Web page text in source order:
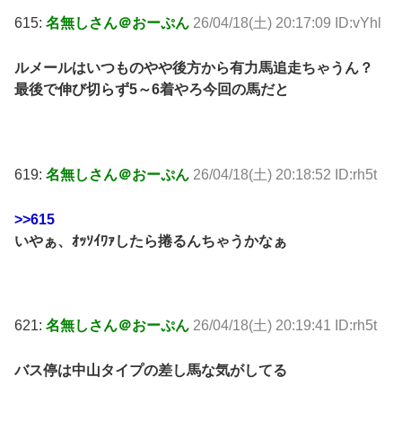
615: 名無しさん＠おーぷん 26/04/18(土) 20:17:09 ID:vYhl
ルメールはいつものやや後方から有力馬追走ちゃうん？
最後で伸び切らず5～6着やろ今回の馬だと
619: 名無しさん＠おーぷん 26/04/18(土) 20:18:52 ID:rh5t
>>615
いやぁ、ｵｯｿｲﾜｧしたら捲るんちゃうかなぁ
621: 名無しさん＠おーぷん 26/04/18(土) 20:19:41 ID:rh5t
バス停は中山タイプの差し馬な気がしてる